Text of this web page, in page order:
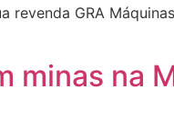
revenda GRA
minas na